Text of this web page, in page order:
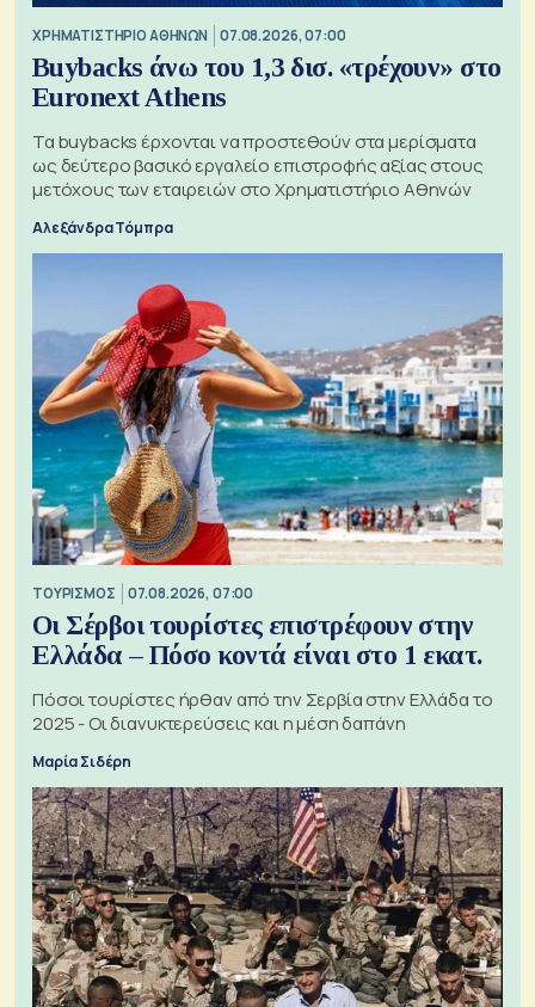
XΡΗΜΑΤΙΣΤΗΡΙΟ ΑΘΗΝΩΝ 07.08.2026, 07:00
Buybacks άνω του 1,3 δισ. «τρέχουν» στο
Euronext Athens
Τα buybacks έρχονται να προστεθούν στα μερίσματα
ως δεύτερο βασικό εργαλείο επιστροφής αξίας στους
μετόχους των εταιρειών στο Χρηματιστήριο Αθηνών
Αλεξάνδρα Τόμπρα
ΤΟΥΡΙΣΜΟΣ 07.08.2026, 07:00
Οι Σέρβοι τουρίστες επιστρέφουν στην
Ελλάδα – Πόσο κοντά είναι στο 1 εκατ.
Πόσοι τουρίστες ήρθαν από την Σερβία στην Ελλάδα το
2025 - Οι διανυκτερεύσεις και η μέση δαπάνη
Μαρία Σιδέρη